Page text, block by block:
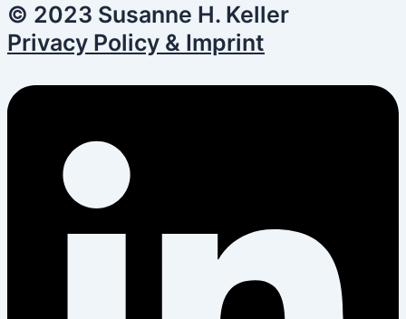
© 2023 Susanne H. Keller
Privacy Policy & Imprint